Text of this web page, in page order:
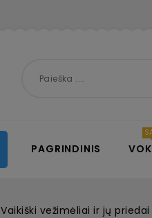
PAGRINDINIS
Vaikiški vežimėliai ir jų priedai